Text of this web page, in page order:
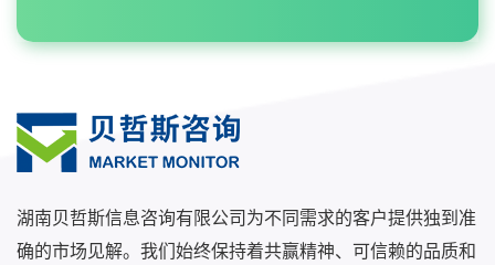
湖南贝哲斯信息咨询有限公司为不同需求的客户提供独到准
确的市场见解。我们始终保持着共赢精神、可信赖的品质和